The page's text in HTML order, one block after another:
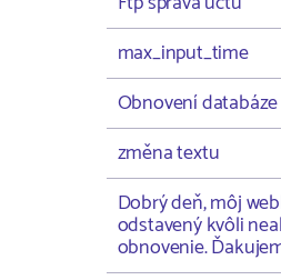
max_input_time
Obnovení databáze
změna textu
Dobrý deň, môj
odstavený kvôli
obnovenie.